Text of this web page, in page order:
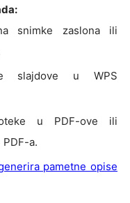
snimke zaslona ili
slajdove u WPS
u PDF-ove ili
a.
pametne opise